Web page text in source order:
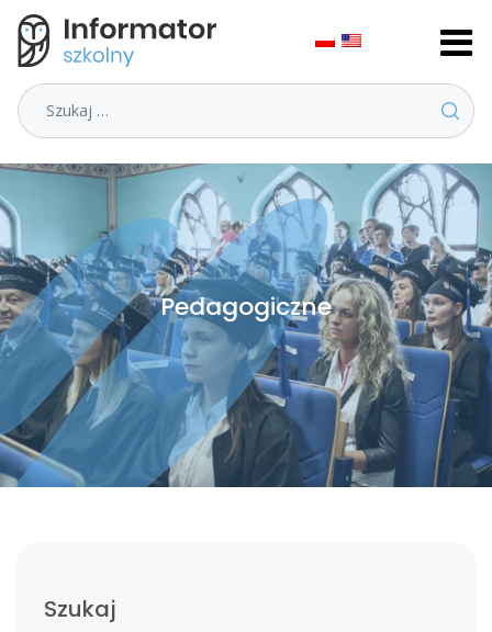
Szukaj
Pedagogiczne
Szukaj